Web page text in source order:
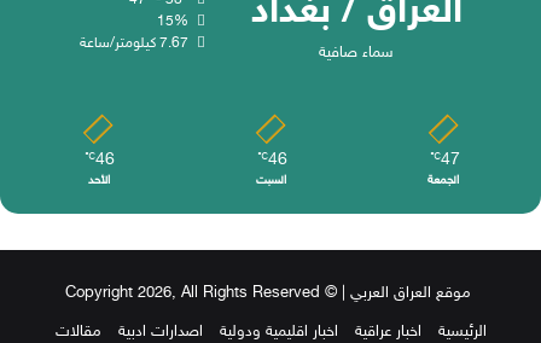
العراق / بغداد
سماء صافية
15%
7.67 كيلومتر/ساعة
47
℃
الجمعة
46
℃
السبت
46
℃
الأحد
موقع العراق العربي | © Copyright 2026, All Rights Reserved
الرئيسية
اخبار عراقية اخبار اقليمية ودولية اصدارات ادبية مقالات